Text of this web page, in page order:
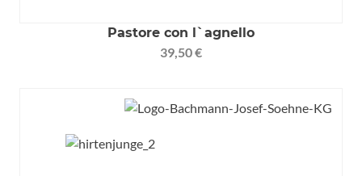
Pastore con l`agnello
39,50 €